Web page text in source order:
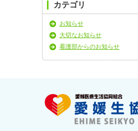
2025年4月
2025年2月
2025年1月
2024年11月
2024年7月
2024年6月
2024年5月
カテゴリ
お知らせ
大切なお知らせ
看護部からのお知らせ